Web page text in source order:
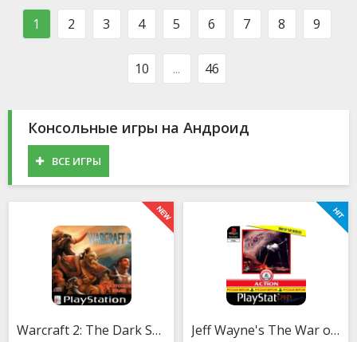
устройства милыми
персонажами в
Южной Кореи, не смотря на
1 2 3 4 5 6 7 8 9
10 ... 46
Консольные игры на Андроид
ВСЕ ИГРЫ
Warcraft 2: The Dark Saga Jeff Wayne's The War of the Worlds